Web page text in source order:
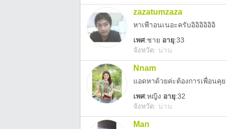
zazatumzaza
หาเพืาอนเนอะครับอิอิอิอิอิอิ
เพศ:ชาย อายุ:33
จังหวัด: น่าน
Nnam
แอดหาด้วยค่ะต้องการเพื่อนคุย
เพศ:หญิง อายุ:32
จังหวัด: น่าน
Man